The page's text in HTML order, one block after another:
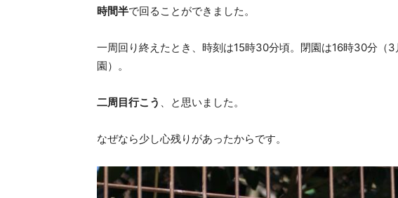
時間半で回ることができました。
一周回り終えたとき、時刻は15時30分頃。閉園は16時30分（
園）。
二周目行こう 、と思いました。
なぜなら少し心残りがあったからです。